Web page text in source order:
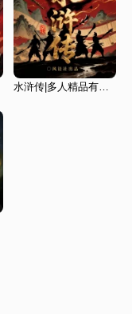
水浒传|多人精品有声剧|四大名著|风语社出品